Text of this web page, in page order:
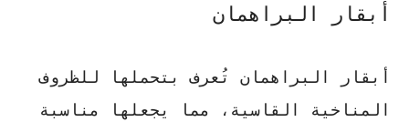
أبقار البراهمان
أبقار البراهمان تُعرف بتحملها للظروف
المناخية القاسية، مما يجعلها مناسبة